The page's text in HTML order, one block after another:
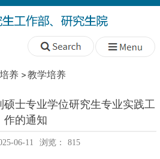
养 教学培养
硕士专业学位研究生专业实践工
作的通知
06-11 浏览： 815